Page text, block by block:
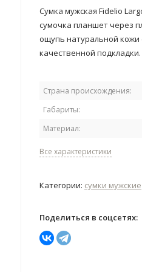
Сумка мужская Fidelio
сумочка планшет через
ощупь натуральной
качественной подкладки.
Страна происхождения:
Габариты:
Материал:
Все характеристики
Категории: сумки мужские
Поделиться в соцсетях: